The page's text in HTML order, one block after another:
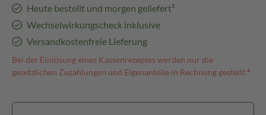
Heute bestellt und morgen geliefert³
Wechselwirkungscheck inklusive
Versandkostenfreie Lieferung
Bei der Einlösung eines Kassenrezeptes werden nur die
gesetzlichen Zuzahlungen und Eigenanteile in Rechnung gestellt.⁴